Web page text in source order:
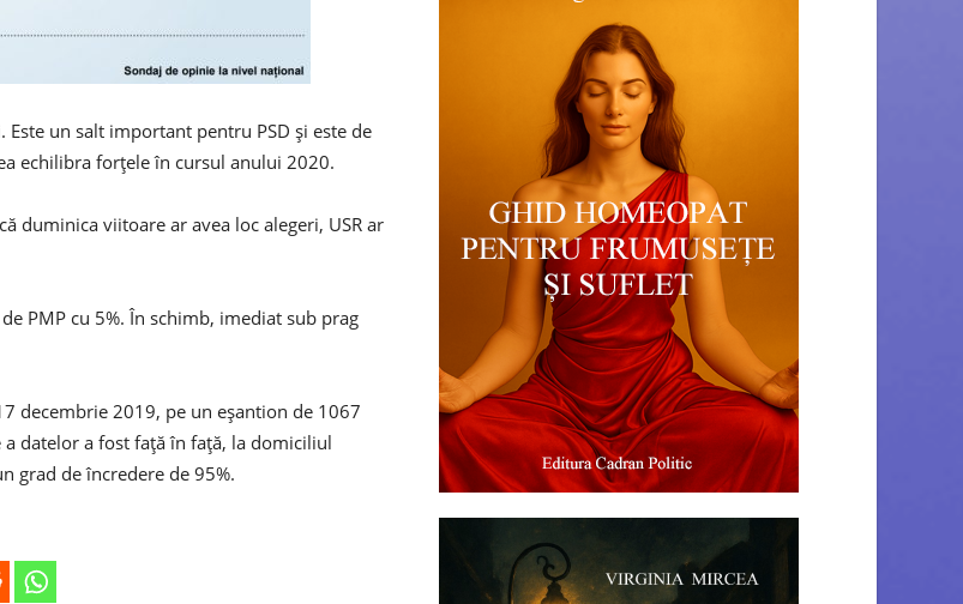
un salt important pentru PSD și este de
echilibra forțele în cursul anului 2020.
duminica viitoare ar avea loc alegeri, USR ar
PMP cu 5%. În schimb, imediat sub prag
decembrie 2019, pe un eșantion de 1067
datelor a fost față în față, la domiciliul
grad de încredere de 95%.